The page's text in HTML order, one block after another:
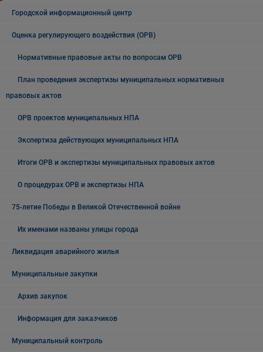
Городской информационный центр
Оценка регулирующего воздействия (ОРВ)
Нормативные правовые акты по вопросам ОРВ
План проведения экспертизы муниципальных нормативных
правовых актов
ОРВ проектов муниципальных НПА
Экспертиза действующих муниципальных НПА
Итоги ОРВ и экспертизы муниципальных правовых актов
О процедурах ОРВ и экспертизы НПА
75-летие Победы в Великой Отечественной войне
Их именами названы улицы города
Ликвидация аварийного жилья
Муниципальные закупки
Архив закупок
Информация для заказчиков
Муниципальный контроль